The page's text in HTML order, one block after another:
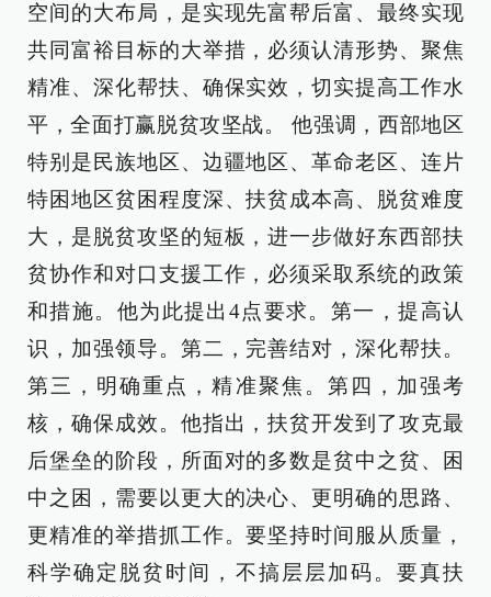
空间的大布局，是实现先富帮后富、最终实现
共同富裕目标的大举措，必须认清形势、聚焦
精准、深化帮扶、确保实效，切实提高工作水
平，全面打赢脱贫攻坚战。 他强调，西部地区
特别是民族地区、边疆地区、革命老区、连片
特困地区贫困程度深、扶贫成本高、脱贫难度
大，是脱贫攻坚的短板，进一步做好东西部扶
贫协作和对口支援工作，必须采取系统的政策
和措施。他为此提出4点要求。第一，提高认
识，加强领导。第二，完善结对，深化帮扶。
第三，明确重点，精准聚焦。第四，加强考
核，确保成效。他指出，扶贫开发到了攻克最
后堡垒的阶段，所面对的多数是贫中之贫、困
中之困，需要以更大的决心、更明确的思路、
更精准的举措抓工作。要坚持时间服从质量，
科学确定脱贫时间，不搞层层加码。要真扶